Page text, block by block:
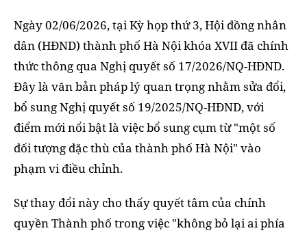
Ngày 02/06/2026, tại Kỳ họp thứ 3, Hội đồng nhân
dân (HĐND) thành phố Hà Nội khóa XVII đã chính
thức thông qua Nghị quyết số 17/2026/NQ-HĐND.
Đây là văn bản pháp lý quan trọng nhằm sửa đổi,
bổ sung Nghị quyết số 19/2025/NQ-HĐND, với
điểm mới nổi bật là việc bổ sung cụm từ "một số
đối tượng đặc thù của thành phố Hà Nội" vào
phạm vi điều chỉnh.
Sự thay đổi này cho thấy quyết tâm của chính
quyền Thành phố trong việc "không bỏ lại ai phía